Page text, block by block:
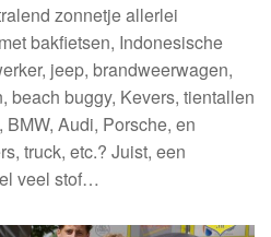
zonnetje allerlei
bakfietsen, Indonesische
jeep, brandweerwagen,
beach buggy, Kevers, tientallen
Audi, Porsche, en
truck, etc.? Juist, een
veel stof…